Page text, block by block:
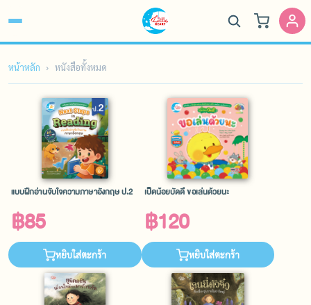
หน้าหลัก หนังสือทั้งหมด
แบบฝึกอ่านจับใจความภาษาอังกฤษ ป.2
฿85
หยิบใส่ตะกร้า
เป็ดน้อยบัดดี้ ขอเล่นด้วยนะ
฿120
หยิบใส่ตะกร้า